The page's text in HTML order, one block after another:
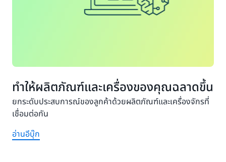
ทำให้ผลิตภัณฑ์และเครื่องของคุณฉลาดขึ้น
ยกระดับประสบการณ์ของลูกค้าด้วยผลิตภัณฑ์และเครื่องจักรที่
เชื่อมต่อกัน
อ่านอีบุ๊ก